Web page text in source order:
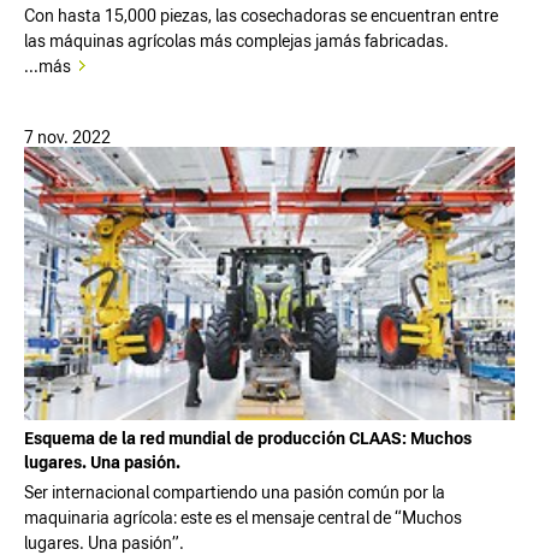
Con hasta 15,000 piezas, las cosechadoras se encuentran entre
las máquinas agrícolas más complejas jamás fabricadas.
...más
7 nov. 2022
Esquema de la red mundial de producción CLAAS: Muchos
lugares. Una pasión.
Ser internacional compartiendo una pasión común por la
maquinaria agrícola: este es el mensaje central de “Muchos
lugares. Una pasión”.